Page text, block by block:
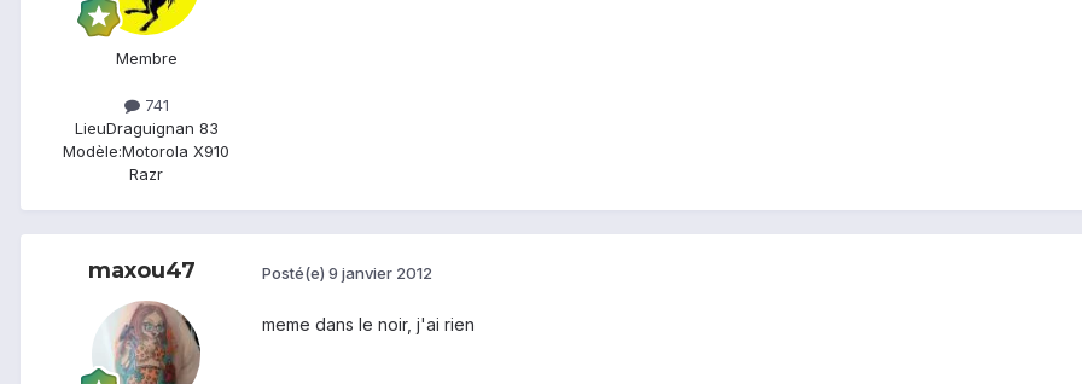
Membre
741
LieuDraguignan 83
Modèle:Motorola X910
Razr
maxou47 Posté(e) 9 janvier 2012
meme dans le noir, j'ai rien